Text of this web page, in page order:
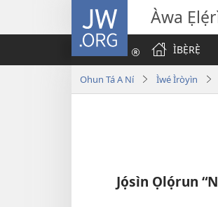
JW.ORG Àwa
ÌBẸ̀RẸ̀
Ohun Tá A Ní Ìwé Ìròyìn
Jọ́sìn Ọlọ́run